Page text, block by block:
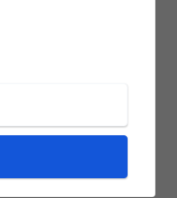
bij Hostnet
steeds vaker online
babykleding, -
te laten